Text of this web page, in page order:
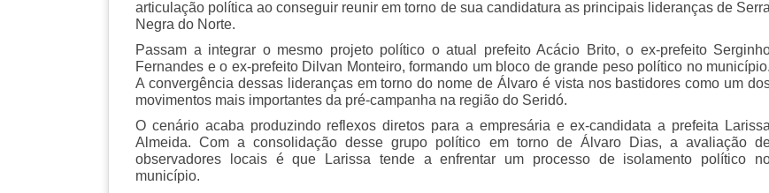
articulação política ao conseguir reunir em torno de sua candidatura as principais lideranças de Serra
Negra do Norte.
Passam a integrar o mesmo projeto político o atual prefeito Acácio Brito, o ex-prefeito
Fernandes e o ex-prefeito Dilvan Monteiro, formando um bloco de grande peso político no município.
A convergência dessas lideranças em torno do nome de Álvaro é vista nos bastidores como um
movimentos mais importantes da pré-campanha na região do Seridó.
O cenário acaba produzindo reflexos diretos para a empresária e ex-candidata a prefeita Larissa
Almeida. Com a consolidação desse grupo político em torno de Álvaro Dias, a avaliação
observadores locais é que Larissa tende a enfrentar um processo de isolamento político
município.